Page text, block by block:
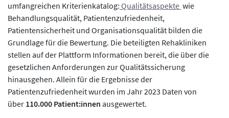
umfangreichen Kriterienkatalog: Qualitätsaspekte wie
Behandlungsqualität, Patientenzufriedenheit,
Patientensicherheit und Organisationsqualität bilden die
Grundlage für die Bewertung. Die beteiligten Rehakliniken
stellen auf der Plattform Informationen bereit, die über die
gesetzlichen Anforderungen zur Qualitätssicherung
hinausgehen. Allein für die Ergebnisse der
Patientenzufriedenheit wurden im Jahr 2023 Daten von
über 110.000 Patient:innen ausgewertet.